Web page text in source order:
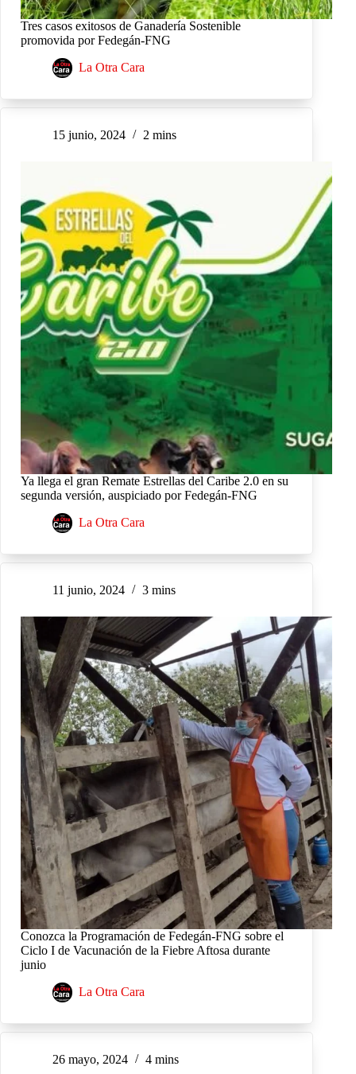
Tres casos exitosos de Ganadería Sostenible
promovida por Fedegán-FNG
La Otra Cara
15 junio, 2024 2 mins
Ya llega el gran Remate Estrellas del Caribe 2.0 en su
segunda versión, auspiciado por Fedegán-FNG
La Otra Cara
11 junio, 2024 3 mins
Conozca la Programación de Fedegán-FNG sobre el
Ciclo I de Vacunación de la Fiebre Aftosa durante
junio
La Otra Cara
26 mayo, 2024 4 mins